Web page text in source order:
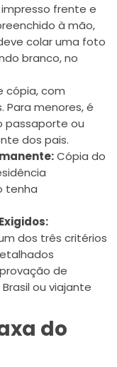
impresso frente e
à mão,
colar uma foto
branco, no
cópia, com
Para menores, é
passaporte ou
dos pais.
Cópia do
tenha
dos três critérios
de
ou viajante
do